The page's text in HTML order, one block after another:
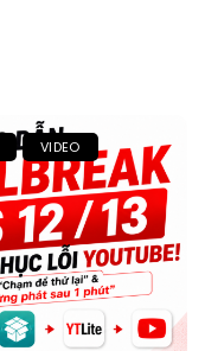
VIDEO